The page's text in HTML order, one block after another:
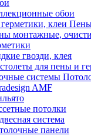
обои
монтажные,
гвозди, клея
для пены и
AMF
потолки
система
панели